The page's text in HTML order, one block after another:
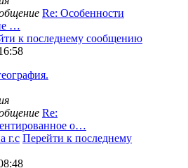
Re: Особенности
…
к последнему сообщению
Re:
о…
г.с Перейти к последнему